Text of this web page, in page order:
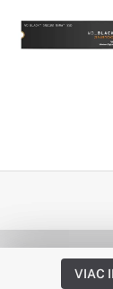
VIAC